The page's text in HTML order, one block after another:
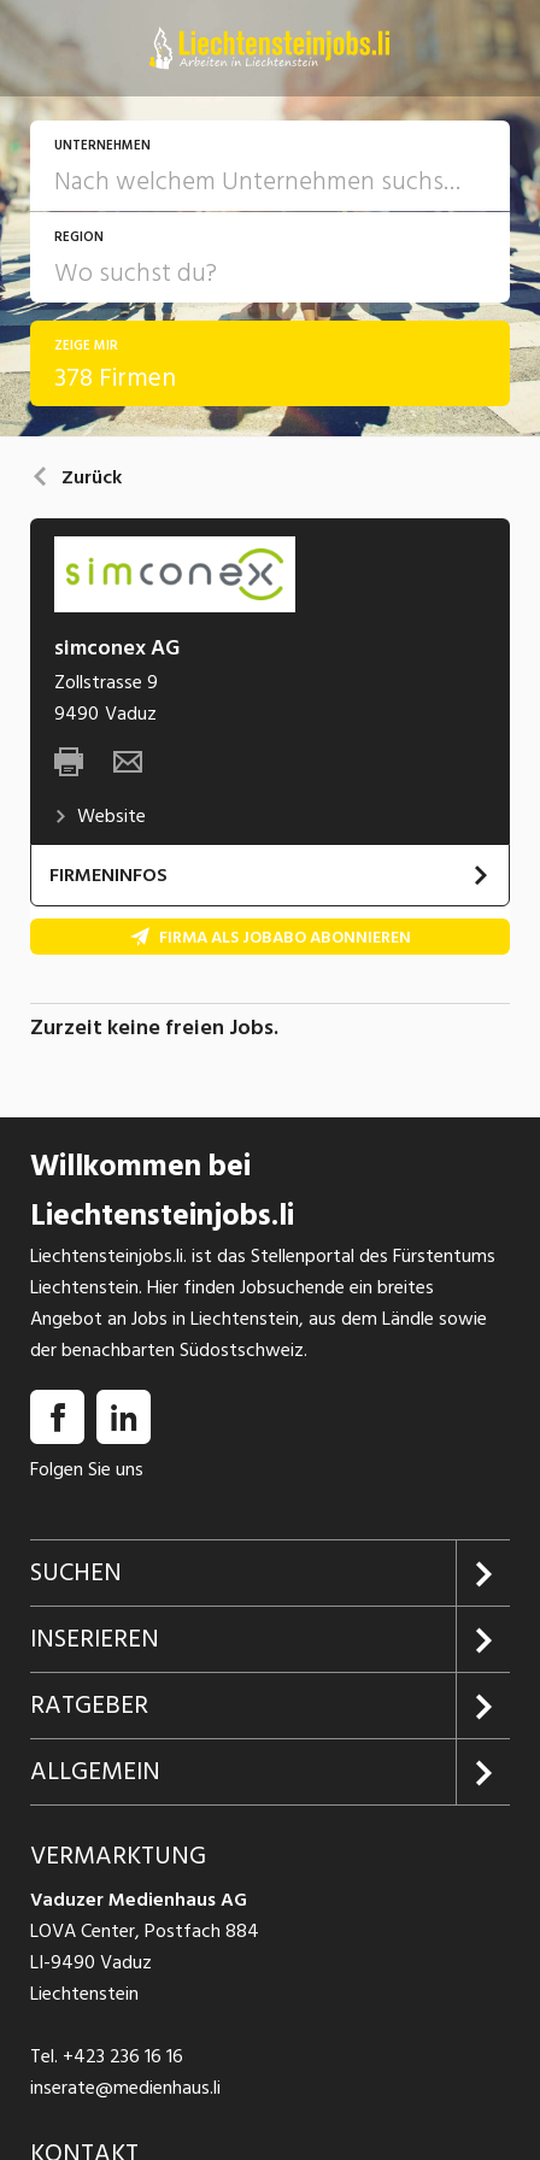
UNTERNEHMEN
REGION
ZEIGE MIR
378 Firmen
Zurück
simconex AG
Zollstrasse 9
9490 Vaduz
Website
FIRMENINFOS
simconex ist ein junges dynamisches
Unternehmen im Bereich der Gebäude-
Lösungen, Energiedaten und Internet of Things
FIRMA ALS JOBABO ABONNIEREN
Zurzeit keine freien Jobs.
Willkommen bei
Liechtensteinjobs.li
Liechtensteinjobs.li. ist das Stellenportal des Fürstentums
Liechtenstein. Hier finden Jobsuchende ein breites
Angebot an Jobs in Liechtenstein, aus dem Ländle sowie
der benachbarten Südostschweiz.
Folgen Sie uns
SUCHEN
Jobs suchen
Jobabo
Firmen entdecken
Jobs in Graubünden
Jobs in St. Gallen
Jobs in Glarus
Jobs in der Südostschweiz
Temporär Jobs
Teilzeit Jobs
INSERIEREN
Kundenlogin
Inserieren
Produkte
Schnittstelle
RATGEBER
Glossar
Ratgeber Bewerbung / Rekrutierung
ALLGEMEIN
AGB
Datenschutzbestimmungen
Nutzungsbedingungen
Impressum
VERMARKTUNG
Vaduzer Medienhaus AG
LOVA Center, Postfach 884
LI-9490 Vaduz
Liechtenstein
Tel. +423 236 16 16
inserate@medienhaus.li